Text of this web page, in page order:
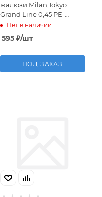
жалюзи Milan,Tokyo
Grand Line 0,45 PE-
Double RAL 8017
шоколад (2,5м)
Нет в наличии
595₽/шт
ПОД ЗАКАЗ